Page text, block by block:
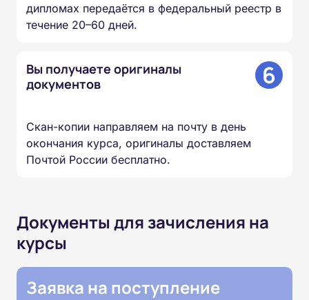
дипломах передаётся в федеральный реестр в
течение 20–60 дней.
Вы получаете оригиналы
документов
6
Скан-копии направляем на почту в день
окончания курса, оригиналы доставляем
Почтой России бесплатно.
Документы для зачисления на
курсы
Заявка на поступление